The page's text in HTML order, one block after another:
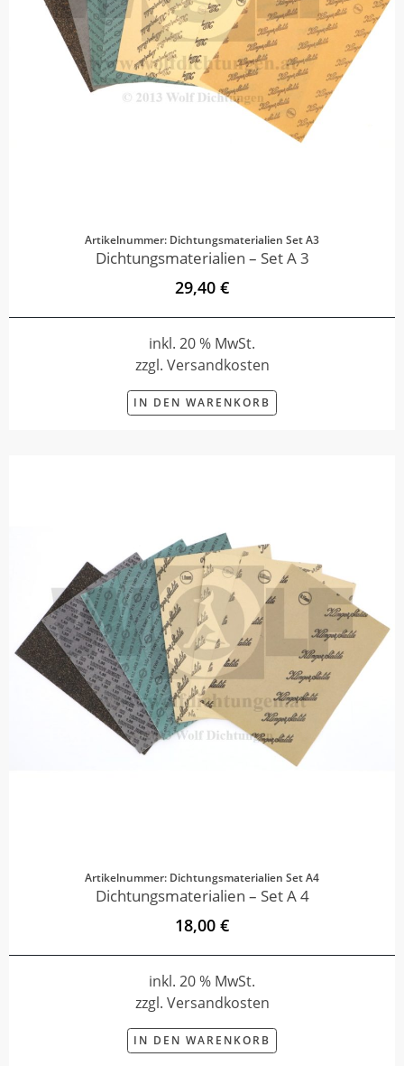
Artikelnummer: Dichtungsmaterialien Set A3
Dichtungsmaterialien – Set A 3
29,40 €
inkl. 20 % MwSt.
zzgl. Versandkosten
IN DEN WARENKORB
Artikelnummer: Dichtungsmaterialien Set A4
Dichtungsmaterialien – Set A 4
18,00 €
inkl. 20 % MwSt.
zzgl. Versandkosten
IN DEN WARENKORB